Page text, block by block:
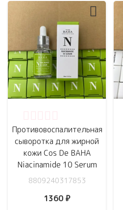
Противовоспалительная
сыворотка для жирной
кожи Cos De BAHA
Niacinamide 10 Serum
8809240317853
1360 ₽